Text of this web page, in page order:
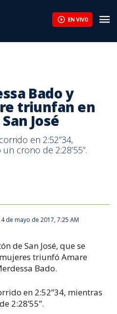
EN VIVO
Bado y
triunfan en
José
en 2:52”34,
crono de 2:28’55”.
de mayo de 2017, 7:25 AM
de San José, que se
triunfó Amare
Bado.
en 2:52”34, mientras
2:28’55”.